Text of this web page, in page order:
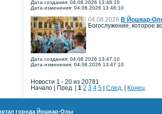
Дата создания: 04.08.2026 13:48:10
Дата изменения: 04.08.2026 13:48:10
04.08.2026 В Йошкар-
Богослужение, которое
Дата создания: 04.08.2026 13:47:10
Дата изменения: 04.08.2026 13:47:10
Новости 1 - 20 из 20781
Начало | Пред. | 1 2 3 4 5 След. Конец
города Йошкар-Олы